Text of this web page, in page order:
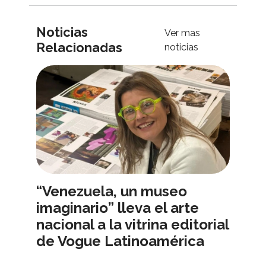
Noticias
Relacionadas
Ver mas
noticias
“Venezuela, un museo
imaginario” lleva el arte
nacional a la vitrina editorial
de Vogue Latinoamérica